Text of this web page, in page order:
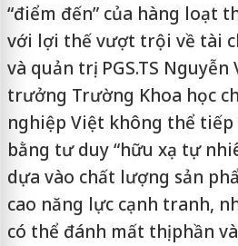
“điểm đến” của hàng loạt
với lợi thế vượt trội về tài
và quản trị. PGS.TS
trưởng Trường Khoa học
nghiệp Việt không thể
bằng tư duy “hữu xạ tự
dựa vào chất lượng sản
cao năng lực cạnh tranh,
có thể đánh mất thị phần